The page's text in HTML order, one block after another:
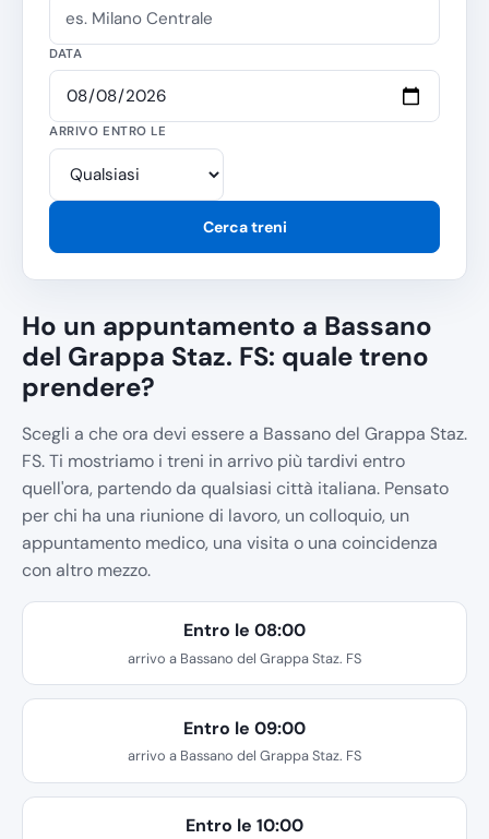
DATA
ARRIVO ENTRO LE
Cerca treni
Ho un appuntamento a Bassano
del Grappa Staz. FS: quale treno
prendere?
Scegli a che ora devi essere a Bassano del Grappa Staz.
FS. Ti mostriamo i treni in arrivo più tardivi entro
quell'ora, partendo da qualsiasi città italiana. Pensato
per chi ha una riunione di lavoro, un colloquio, un
appuntamento medico, una visita o una coincidenza
con altro mezzo.
Entro le 08:00
arrivo a Bassano del Grappa Staz. FS
Entro le 09:00
arrivo a Bassano del Grappa Staz. FS
Entro le 10:00